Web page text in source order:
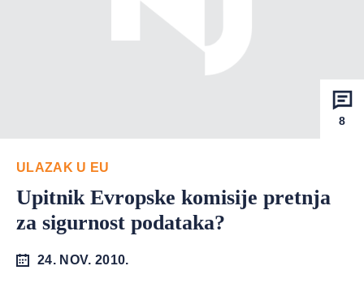
8
ULAZAK U EU
Upitnik Evropske komisije pretnja
za sigurnost podataka?
24. NOV. 2010.